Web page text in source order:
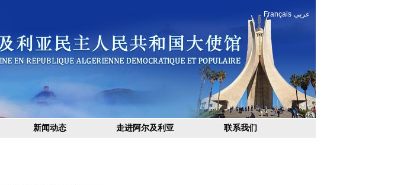
Français عربي
新闻动态 走进阿尔及利亚 联系我们